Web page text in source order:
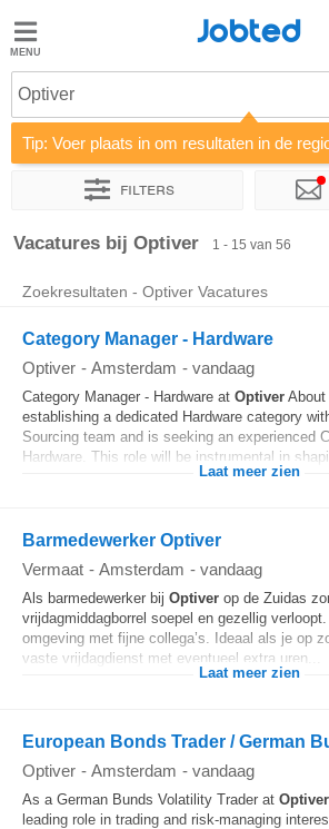
Jobted
Vacatures
Salarissen
Jobted
Optiver
Tip: Voer plaats in om resultaten in de
Filters
Sorteer op Bedrijf Soort
Vacatures bij Optiver 1 - 15 van 56
Zoekresultaten - Optiver Vacatures
Category Manager - Hardware
Optiver - Amsterdam - vandaag
Category Manager - Hardware at Optiver About
establishing a dedicated Hardware category
Sourcing team and is seeking an experienced
Hardware. This role will be instrumental in
Laat meer zien
Barmedewerker Optiver
Vermaat - Amsterdam - vandaag
Als barmedewerker bij Optiver op de Zuidas
vrijdagmiddagborrel soepel en gezellig
omgeving met fijne collega’s. Ideaal als je op
vaste vrijdagdienst met eventueel extra uren...
Laat meer zien
European Bonds Trader / German
Optiver - Amsterdam - vandaag
As a German Bunds Volatility Trader at Optiver
leading role in trading and risk-managing